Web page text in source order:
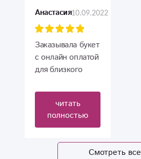
работу!)
Анастасия10.09.2022
Заказывала букет
с онлайн оплатой
для близкого
красивый,
доставили во
время и бабушка
в восторге ?
Спасибо большое
читать
полностью
Смотреть все